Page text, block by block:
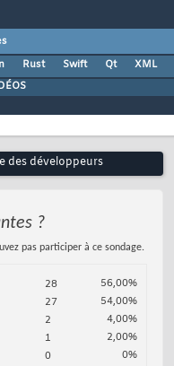
Rust Swift Qt XML
des développeurs
?
pas participer à ce sondage.
28 56,00%
27 54,00%
2 4,00%
1 2,00%
0 0%